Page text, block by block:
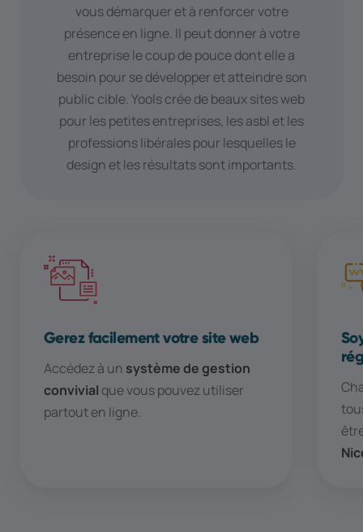
vous démarquer et à renforcer votre
présence en ligne. Il peut donner à votre
entreprise le coup de pouce dont elle a
besoin pour se développer et atteindre son
public cible. Yools crée de beaux sites web
pour les petites entreprises, les asbl et les
professions libérales pour lesquelles le
design et les résultats sont importants.
Gerez facilement votre site web
Accédez à un système de gestion
convivial que vous pouvez utiliser
partout en ligne.